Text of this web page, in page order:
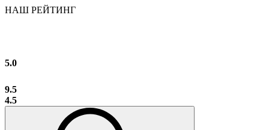
НАШ РЕЙТИНГ
5.0
9.5
4.5